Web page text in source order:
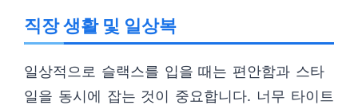
직장 생활 및 일상복
일상적으로 슬랙스를 입을 때는 편안함과 스타
일을 동시에 잡는 것이 중요합니다. 너무 타이트